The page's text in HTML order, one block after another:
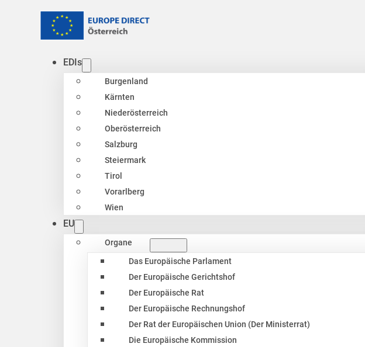
EDIs
Burgenland
Kärnten
Niederösterreich
Oberösterreich
Salzburg
Steiermark
Tirol
Vorarlberg
Wien
EU
Organe
Das Europäische Parlament
Der Europäische Gerichtshof
Der Europäische Rat
Der Europäische Rechnungshof
Der Rat der Europäischen Union (Der Ministerrat)
Die Europäische Kommission